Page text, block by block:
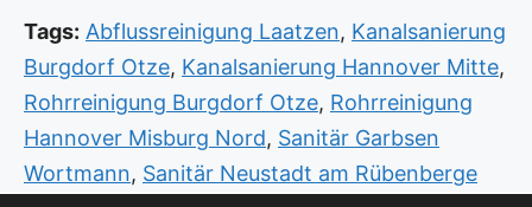
Tags: Abflussreinigung Laatzen, Kanalsanierung
Burgdorf Otze, Kanalsanierung Hannover Mitte,
Rohrreinigung Burgdorf Otze, Rohrreinigung
Hannover Misburg Nord, Sanitär Garbsen
Wortmann, Sanitär Neustadt am Rübenberge